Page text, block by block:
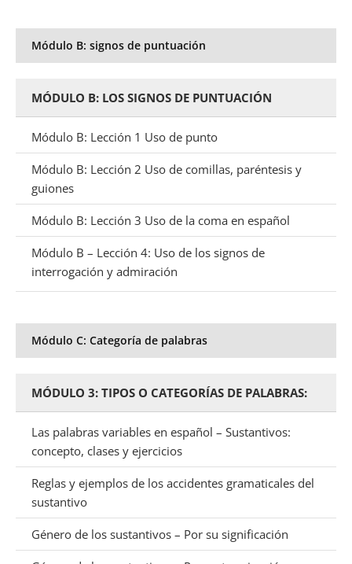
Módulo B: signos de puntuación
MÓDULO B: LOS SIGNOS DE PUNTUACIÓN
Módulo B: Lección 1 Uso de punto
Módulo B: Lección 2 Uso de comillas, paréntesis y
guiones
Módulo B: Lección 3 Uso de la coma en español
Módulo B – Lección 4: Uso de los signos de
interrogación y admiración
Módulo C: Categoría de palabras
MÓDULO 3: TIPOS O CATEGORÍAS DE PALABRAS:
Las palabras variables en español – Sustantivos:
concepto, clases y ejercicios
Reglas y ejemplos de los accidentes gramaticales del
sustantivo
Género de los sustantivos – Por su significación